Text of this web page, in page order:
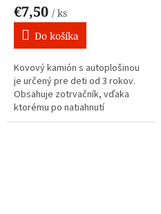
€7,50 / ks
Do košíka
Kovový kamión s autoplošinou
je určený pre deti od 3 rokov.
Obsahuje zotrvačník, vďaka
ktorému po natiahnutí
dozadu pokračuje kamion v